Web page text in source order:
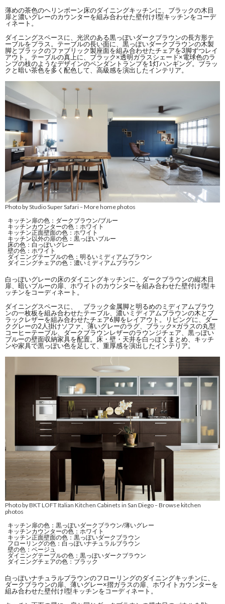
薄めの茶色のヘリンボーン床のダイニングキッチンに、ブラックの木目
扉と濃いグレーのカウンターを組み合わせた壁付けI型キッチンをコーデ
ィネート。
ダイニングスペースに、光沢のある黒っぽいダークブラウンの長方形テ
ーブルをプラス。テーブルの長い面に、黒っぽいダークブラウンの木製
脚とブラックのファブリック製座面を組み合わせたチェアを3脚ずつレイ
アウト。テーブルの真上に、ブラック×透明ガラスシェード×電球色のラ
ンプの枝のようなデザインのペンダントランプを1灯ハンギング。ブラッ
クと暗い茶色を多く配色して、高級感を演出したインテリア。
Photo by Studio Super Safari–More home photos
キッチン扉の色：ダークブラウン/ブルー
キッチンカウンターの色：ホワイト
キッチン正面壁面の色：ホワイト
キッチン以外の扉の色：黒っぽいブルー
床の色：白っぽいグレー
壁の色：ホワイト
ダイニングテーブルの色：明るいミディアムブラウン
ダイニングチェアの色：濃いミディアムブラウン
白っぽいグレーの床のダイニングキッチンに、ダークブラウンの縦木目
扉、暗いブルーの扉、ホワイトのカウンターを組み合わせた壁付けI型キ
ッチンをコーディネート。
ダイニングスペースに、 ブラック金属脚と明るめのミディアムブラウ
ンの一枚板を組み合わせたテーブル、濃いミディアムブラウンの木とブ
ラックレザーを組み合わせたチェア6脚をレイアウト。リビングに、ダー
クグレーの2人掛けソファ、薄いグレーのラグ、ブラック×ガラスの丸型
コーヒーテーブル、ダークブラウンレザーのラウンジチェア、黒っぽい
ブルーの壁面収納家具を配置。床・壁・天井を白っぽくまとめ、キッチ
ンや家具で黒っぽい色を足して、重厚感を演出したインテリア。
Photo by BKT LOFT Italian Kitchen Cabinets in San Diego–Browse kitchen
photos
キッチン扉の色：黒っぽいダークブラウン/薄いグレー
キッチンカウンターの色：ホワイト
キッチン正面壁面の色：黒っぽいダークブラウン
フローリングの色：白っぽいナチュラルブラウン
壁の色：ベージュ
ダイニングテーブルの色：黒っぽいダークブラウン
ダイニングチェアの色：ブラック
白っぽいナチュラルブラウンのフローリングのダイニングキッチンに、
ダークブラウンの扉、薄いグレー×摺ガラスの扉、ホワイトカウンターを
組み合わせた壁付けI型キッチンをコーディネート。